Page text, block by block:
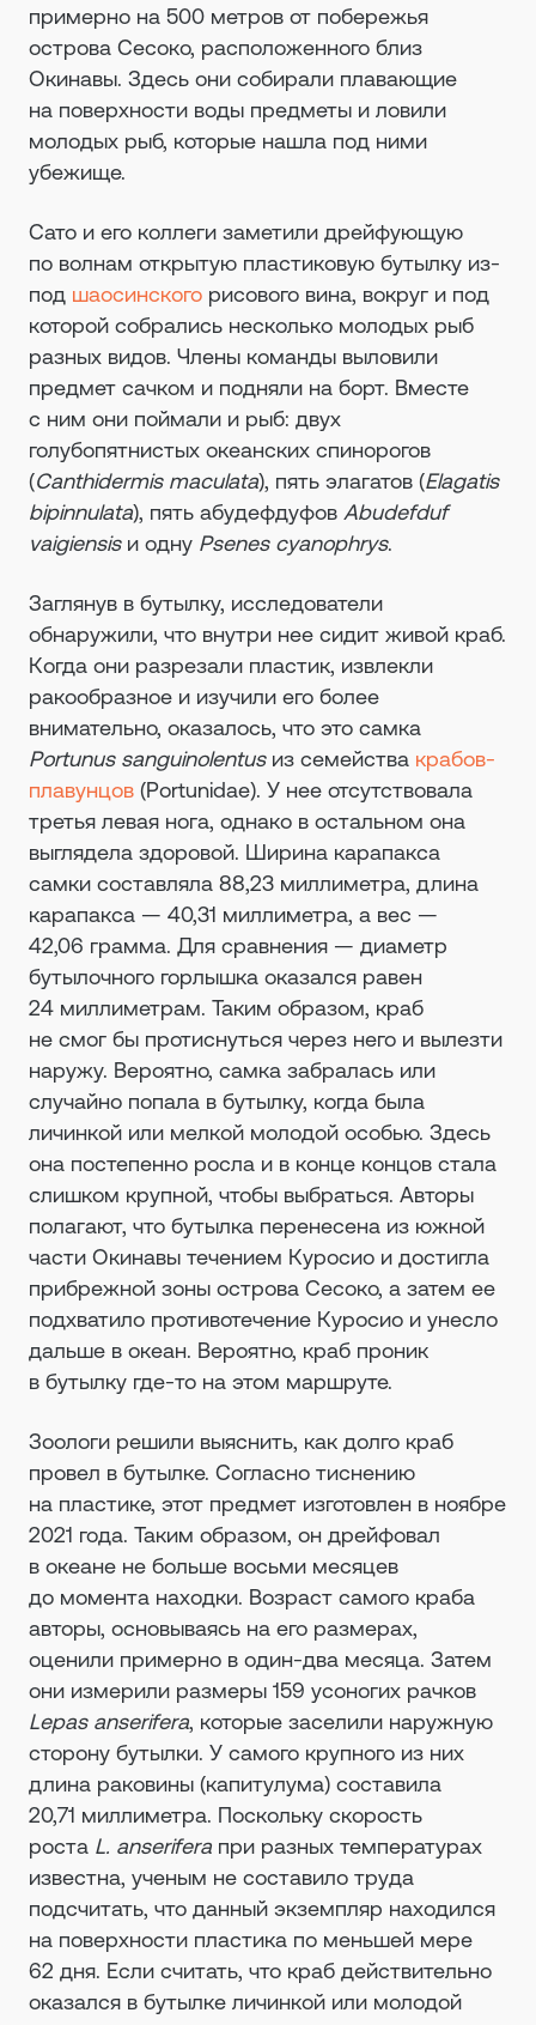
примерно на 500 метров от побережья
острова Сесоко, расположенного близ
Окинавы. Здесь они собирали плавающие
на поверхности воды предметы и ловили
молодых рыб, которые нашла под ними
убежище.
Сато и его коллеги заметили дрейфующую
по волнам открытую пластиковую бутылку из-
под шаосинского рисового вина, вокруг и под
которой собрались несколько молодых рыб
разных видов. Члены команды выловили
предмет сачком и подняли на борт. Вместе
с ним они поймали и рыб: двух
голубопятнистых океанских спинорогов
(Canthidermis maculata), пять элагатов (Elagatis
bipinnulata), пять абудефдуфов Abudefduf
vaigiensisи одну Psenes cyanophrys.
Заглянув в бутылку, исследователи
обнаружили, что внутри нее сидит живой краб.
Когда они разрезали пластик, извлекли
ракообразное и изучили его более
внимательно, оказалось, что это самка
Portunus sanguinolentusиз семейства крабов-
плавунцов (Portunidae). У нее отсутствовала
третья левая нога, однако в остальном она
выглядела здоровой. Ширина карапакса
самки составляла 88,23 миллиметра, длина
карапакса — 40,31 миллиметра, а вес —
42,06 грамма. Для сравнения — диаметр
бутылочного горлышка оказался равен
24 миллиметрам. Таким образом, краб
не смог бы протиснуться через него и вылезти
наружу. Вероятно, самка забралась или
случайно попала в бутылку, когда была
личинкой или мелкой молодой особью. Здесь
она постепенно росла и в конце концов стала
слишком крупной, чтобы выбраться. Авторы
полагают, что бутылка перенесена из южной
части Окинавы течением Куросио и достигла
прибрежной зоны острова Сесоко, а затем ее
подхватило противотечение Куросио и унесло
дальше в океан. Вероятно, краб проник
в бутылку где-то на этом маршруте.
Зоологи решили выяснить, как долго краб
провел в бутылке. Согласно тиснению
на пластике, этот предмет изготовлен в ноябре
2021 года. Таким образом, он дрейфовал
в океане не больше восьми месяцев
до момента находки. Возраст самого краба
авторы, основываясь на его размерах,
оценили примерно в один-два месяца. Затем
они измерили размеры 159 усоногих рачков
Lepas anserifera, которые заселили наружную
сторону бутылки. У самого крупного из них
длина раковины (капитулума) составила
20,71 миллиметра. Поскольку скорость
роста L. anserifera при разных температурах
известна, ученым не составило труда
подсчитать, что данный экземпляр находился
на поверхности пластика по меньшей мере
62 дня. Если считать, что краб действительно
оказался в бутылке личинкой или молодой